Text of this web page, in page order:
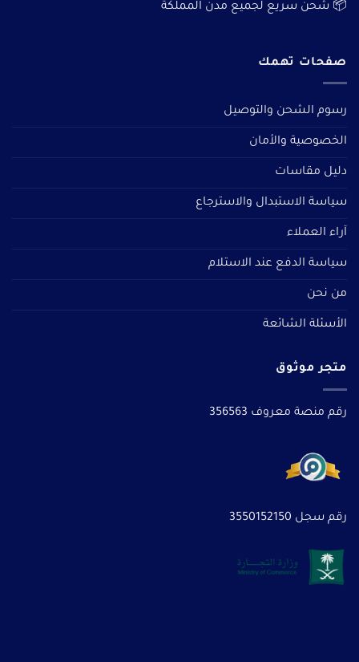
📦 شحن سريع لجميع مدن المملكة
صفحات تهمك
رسوم الشحن والتوصيل
الخصوصية والأمان
دليل مقاسات
سياسة الاستبدال والاسترجاع
آراء العملاء
سياسة الدفع عند الاستلام
من نحن
الأسئلة الشائعة
متجر موثوق
رقم منصة معروف 356563
رقم سجل 3550152150